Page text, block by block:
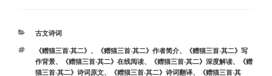
分
古文诗词
标
签
《赠猫三首·其二》 、 《赠猫三首·其二》作者简介、
《赠猫三首·其二》写
作背景、 《赠猫三首·其二》在线阅读、 《赠猫三首·其二》深度解读、
《赠
猫三首·其二》诗词原文、 《赠猫三首·其二》诗词翻译、
《赠猫三首·其